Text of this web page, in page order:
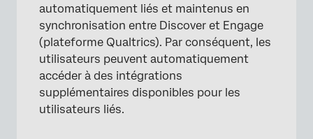
×
automatiquement liés et maintenus en
synchronisation entre Discover et Engage
(plateforme Qualtrics). Par conséquent, les
utilisateurs peuvent automatiquement
accéder à des intégrations
supplémentaires disponibles pour les
utilisateurs liés.